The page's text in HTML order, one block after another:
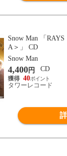
Snow Man 「
A＞」 CD
Snow Man
4,400円
CD
40
タワーレコード